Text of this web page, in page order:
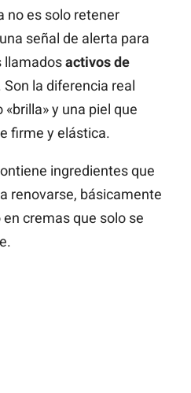
no es solo retener
señal de alerta para
llamadosactivos de
Son la diferencia real
y una piel que
firme y elástica.
ingredientes que
renovarse, básicamente
cremas que solo se